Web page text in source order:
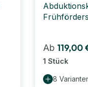
Ab 119,00
1 Stück
8